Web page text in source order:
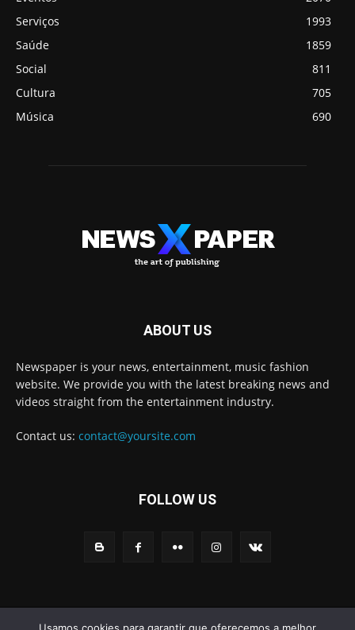
Serviços
1993
Saúde
1859
Social
811
Cultura
705
Música
690
ABOUT US
Newspaper is your news, entertainment, music fashion
website. We provide you with the latest breaking news and
videos straight from the entertainment industry.
Contact us: contact@yoursite.com
FOLLOW US
© Newspaper WordPress Theme by TagDiv